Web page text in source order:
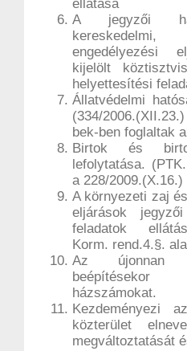
ellátása
A jegyzői
engedélyezési
kijelölt
helyettesítési
Állatvédelmi
(334/
bek-ben foglaltak
Birtok és
lefolytatása.
a 228/
A környezeti zaj
eljárások
feladatok
Korm. rend.4.§.
Az újonnan
beépítésekor
házszámokat.
Kezdeményezi
közterület
megváltoztatását